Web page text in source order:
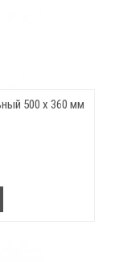
500 x 360 мм